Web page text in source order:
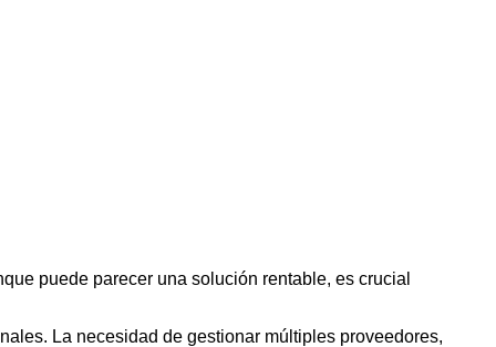
puede parecer una solución rentable, es crucial
La necesidad de gestionar múltiples proveedores,